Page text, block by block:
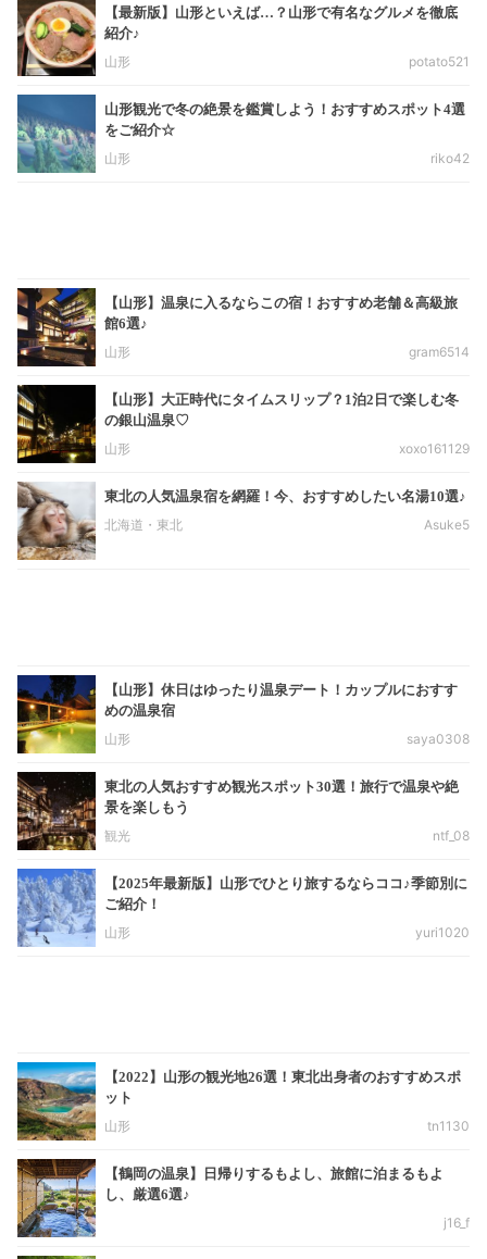
【最新版】山形といえば…？山形で有名なグルメを徹底
紹介♪
山形
potato521
山形観光で冬の絶景を鑑賞しよう！おすすめスポット4選
をご紹介☆
山形
riko42
【山形】温泉に入るならこの宿！おすすめ老舗＆高級旅
館6選♪
山形
gram6514
【山形】大正時代にタイムスリップ？1泊2日で楽しむ冬
の銀山温泉♡
山形
xoxo161129
東北の人気温泉宿を網羅！今、おすすめしたい名湯10選♪
北海道・東北
Asuke5
【山形】休日はゆったり温泉デート！カップルにおすす
めの温泉宿
山形
saya0308
東北の人気おすすめ観光スポット30選！旅行で温泉や絶
景を楽しもう
観光
ntf_08
【2025年最新版】山形でひとり旅するならココ♪季節別に
ご紹介！
山形
yuri1020
【2022】山形の観光地26選！東北出身者のおすすめスポ
ット
山形
tn1130
【鶴岡の温泉】日帰りするもよし、旅館に泊まるもよ
し、厳選6選♪
j16_f